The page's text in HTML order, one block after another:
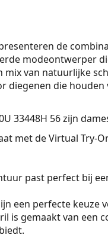
de
modeontwerper
mix van natuurlijke
diegenen die
33448H 56zijn
met de Virtual Try-
past perfect bij
een perfecte keuze
is gemaakt van een